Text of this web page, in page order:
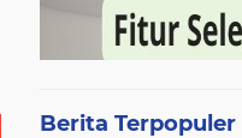
Berita Terpopuler